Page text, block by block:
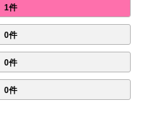
1件
0件
0件
0件